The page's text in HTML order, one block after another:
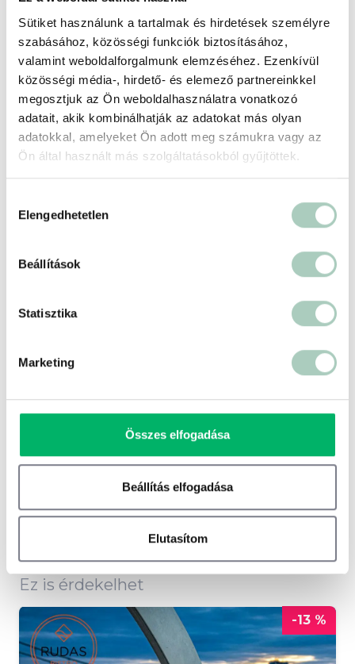
Sütiket használunk a tartalmak és hirdetések személyre
szabásához, közösségi funkciók biztosításához,
valamint weboldalforgalmunk elemzéséhez. Ezenkívül
közösségi média-, hirdető- és elemező partnereinkkel
megosztjuk az Ön weboldalhasználatra vonatkozó
adatait, akik kombinálhatják az adatokat más olyan
adatokkal, amelyeket Ön adott meg számukra vagy az
Ön által használt más szolgáltatásokból gyűjtöttek.
kiválasztása
Elengedhetetlen
Beállítások
Statisztika
Marketing
Összes elfogadása
Beállítás elfogadása
Elutasítom
Helyszín
Babutzi Városmajor
1112 Budapest Városmajor utca 12.
https://babutzi.hu/
© 1987–2026 HERE
Nyitvatartás
Hétfőtől péntekig: 07:30 - 15:00
Szombat - Vasárnap: 08:00 - 14:00
Ez is érdekelhet
-13 %